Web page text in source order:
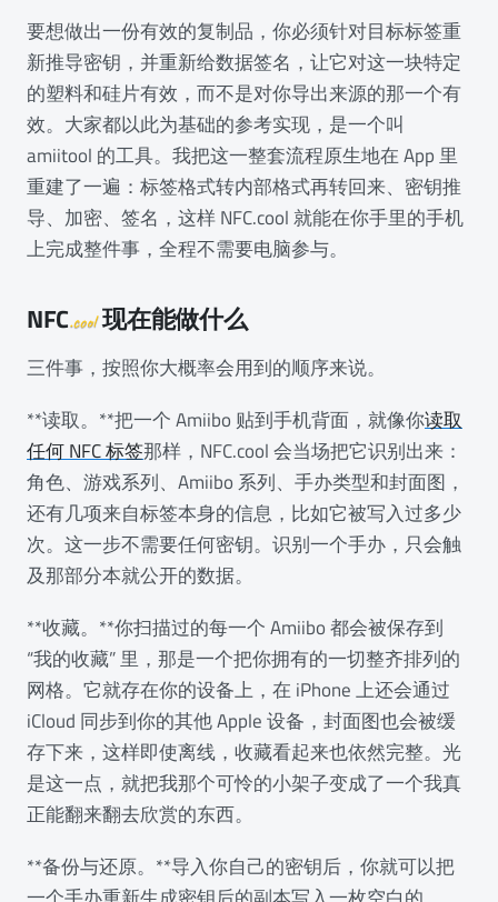
要想做出一份有效的复制品，你必须针对目标标签重
新推导密钥，并重新给数据签名，让它对这一块特定
的塑料和硅片有效，而不是对你导出来源的那一个有
效。大家都以此为基础的参考实现，是一个叫
amiitool 的工具。我把这一整套流程原生地在 App 里
重建了一遍：标签格式转内部格式再转回来、密钥推
导、加密、签名，这样 NFC.cool 就能在你手里的手机
上完成整件事，全程不需要电脑参与。
NFC.cool现在能做什么
三件事，按照你大概率会用到的顺序来说。
**读取。**把一个 Amiibo 贴到手机背面，就像你读取
任何 NFC 标签那样，NFC.cool 会当场把它识别出来：
角色、游戏系列、Amiibo 系列、手办类型和封面图，
还有几项来自标签本身的信息，比如它被写入过多少
次。这一步不需要任何密钥。识别一个手办，只会触
及那部分本就公开的数据。
**收藏。**你扫描过的每一个 Amiibo 都会被保存到
“我的收藏” 里，那是一个把你拥有的一切整齐排列的
网格。它就存在你的设备上，在 iPhone 上还会通过
iCloud 同步到你的其他 Apple 设备，封面图也会被缓
存下来，这样即使离线，收藏看起来也依然完整。光
是这一点，就把我那个可怜的小架子变成了一个我真
正能翻来翻去欣赏的东西。
**备份与还原。**导入你自己的密钥后，你就可以把